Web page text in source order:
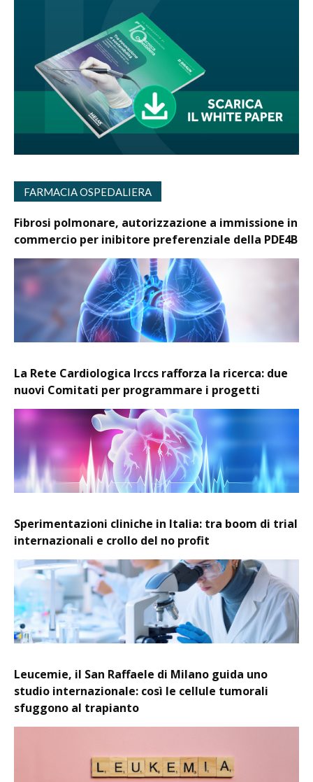
FARMACIA OSPEDALIERA
Fibrosi polmonare, autorizzazione a immissione in
commercio per inibitore preferenziale della PDE4B
La Rete Cardiologica Irccs rafforza la ricerca: due
nuovi Comitati per programmare i progetti
Sperimentazioni cliniche in Italia: tra boom di trial
internazionali e crollo del no profit
Leucemie, il San Raffaele di Milano guida uno
studio internazionale: così le cellule tumorali
sfuggono al trapianto